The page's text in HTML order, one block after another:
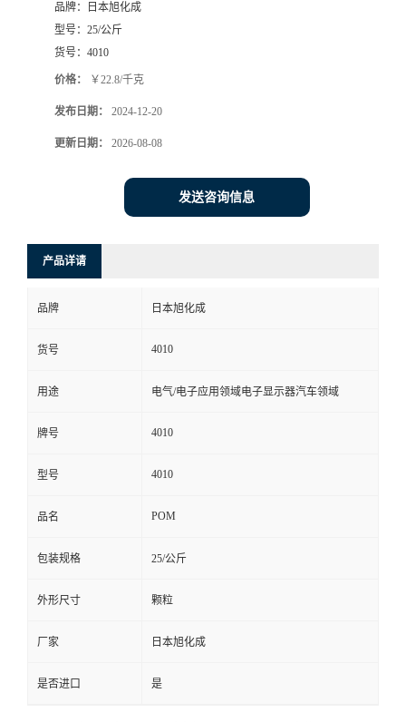
品牌：
日本旭化成
型号： 25/公斤
货号： 4010
价格： ￥22.8/千克
发布日期： 2024-12-20
更新日期： 2026-08-08
发送咨询信息
产品详请
品牌 日本旭化成
货号 4010
用途 电气/电子应用领域电子显示器汽车领域
牌号 4010
型号 4010
品名 POM
包装规格 25/公斤
外形尺寸 颗粒
厂家 日本旭化成
是否进口 是